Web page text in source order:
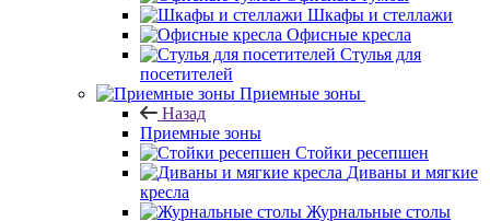
Шкафы и стеллажи
Офисные кресла
Стулья для
посетителей
Приемные зоны
Назад
Приемные зоны
Стойки ресепшен
Диваны и мягкие
кресла
Журнальные столы